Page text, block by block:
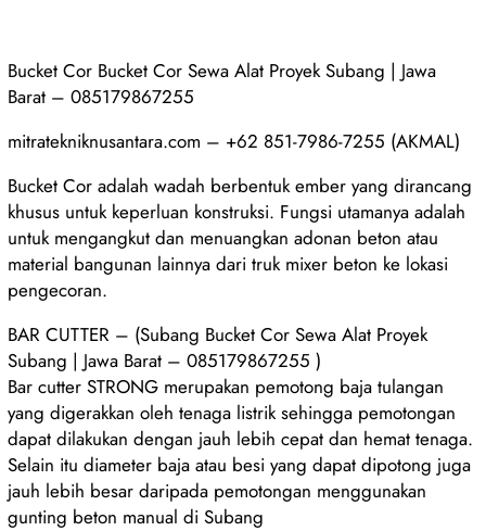
Bucket Cor Bucket Cor Sewa Alat Proyek Subang | Jawa
Barat – 085179867255
mitratekniknusantara.com – +62 851-7986-7255 (AKMAL)
Bucket Cor adalah wadah berbentuk ember yang dirancang
khusus untuk keperluan konstruksi. Fungsi utamanya adalah
untuk mengangkut dan menuangkan adonan beton atau
material bangunan lainnya dari truk mixer beton ke lokasi
pengecoran.
BAR CUTTER – (Subang Bucket Cor Sewa Alat Proyek
Subang | Jawa Barat – 085179867255 )
Bar cutter STRONG merupakan pemotong baja tulangan
yang digerakkan oleh tenaga listrik sehingga pemotongan
dapat dilakukan dengan jauh lebih cepat dan hemat tenaga.
Selain itu diameter baja atau besi yang dapat dipotong juga
jauh lebih besar daripada pemotongan menggunakan
gunting beton manual di Subang